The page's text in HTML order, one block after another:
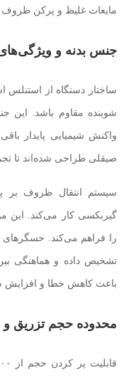
مایعات غلیظ و پرکن ظروف
جنس بدنه و ویژگی‌های
شوینده مقاوم باشد. این
واکنش شیمیایی پایدار
صیقلی طراحی شده‌اند تا
سیستم انتقال ظروف بر
گیربکسی کار می‌کند. این
را فراهم می‌کند. حسگرهای
تشخیص داده و هماهنگی بین
باعث کاهش خطا و
محدوده حجم تزریق